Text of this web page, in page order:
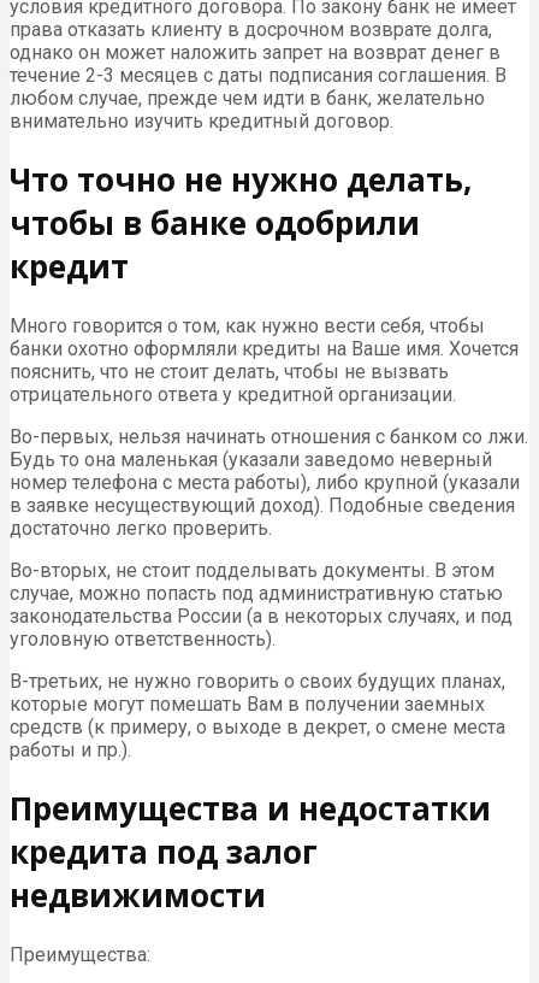
условия кредитного договора. По закону банк не имеет
права отказать клиенту в досрочном возврате долга,
однако он может наложить запрет на возврат денег в
течение 2-3 месяцев с даты подписания соглашения. В
любом случае, прежде чем идти в банк, желательно
внимательно изучить кредитный договор.
Что точно не нужно делать,
чтобы в банке одобрили
кредит
Много говорится о том, как нужно вести себя, чтобы
банки охотно оформляли кредиты на Ваше имя. Хочется
пояснить, что не стоит делать, чтобы не вызвать
отрицательного ответа у кредитной организации.
Во-первых, нельзя начинать отношения с банком со лжи.
Будь то она маленькая (указали заведомо неверный
номер телефона с места работы), либо крупной (указали
в заявке несуществующий доход). Подобные сведения
достаточно легко проверить.
Во-вторых, не стоит подделывать документы. В этом
случае, можно попасть под административную статью
законодательства России (а в некоторых случаях, и под
уголовную ответственность).
В-третьих, не нужно говорить о своих будущих планах,
которые могут помешать Вам в получении заемных
средств (к примеру, о выходе в декрет, о смене места
работы и пр.).
Преимущества и недостатки
кредита под залог
недвижимости
Преимущества: